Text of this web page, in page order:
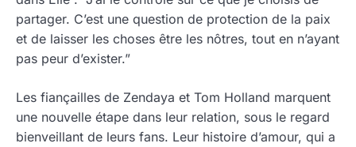
partager. C’est une question de protection de la paix
et de laisser les choses être les nôtres, tout en n’ayant
pas peur d’exister.”
Les fiançailles de Zendaya et Tom Holland marquent
une nouvelle étape dans leur relation, sous le regard
bienveillant de leurs fans. Leur histoire d’amour, qui a